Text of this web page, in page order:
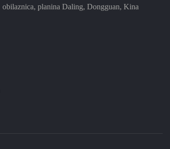
obilaznica, planina Daling, Dongguan, Kina